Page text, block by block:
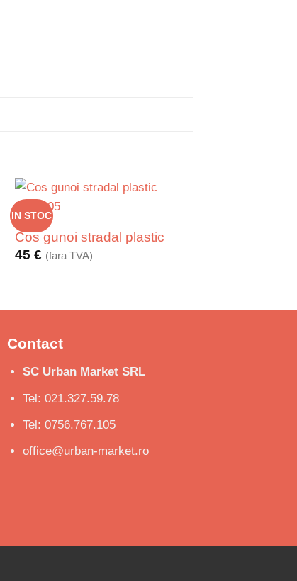
IN STOC
Cos gunoi stradal plastic
45 € (fara TVA)
Contact
SC Urban Market SRL
Tel: 021.327.59.78
Tel: 0756.767.105
office@urban-market.ro